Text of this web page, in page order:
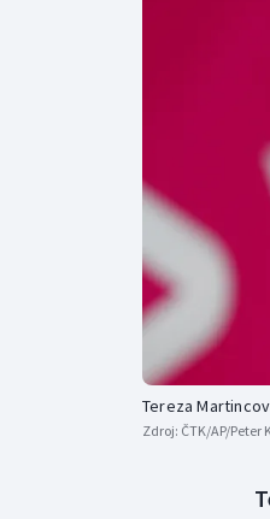
Tereza
Zdroj: ČTK/AP/Peter